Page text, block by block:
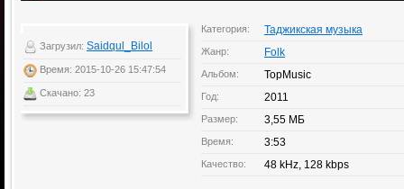
Загрузил: Saidqul_Bilol
Время: 2015-10-26 15:47:54
Скачано: 23
Категория: Таджикская музыка
Жанр: Folk
Альбом: TopMusic
Год: 2011
Размер: 3,55 МБ
Время: 3:53
Качество: 48 kHz, 128 kbps